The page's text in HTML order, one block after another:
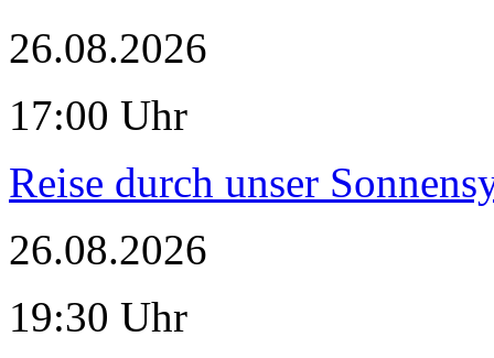
26.08.2026
17:00 Uhr
Reise durch unser
26.08.2026
19:30 Uhr